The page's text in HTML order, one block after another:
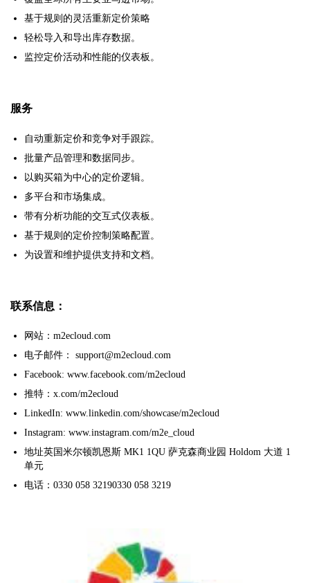
基于规则的灵活重新定价策略
轻松导入和导出库存数据。
监控定价活动和性能的仪表板。
服务
自动重新定价和竞争对手跟踪。
批量产品管理和数据同步。
以购买箱为中心的定价逻辑。
多平台和市场集成。
带有分析功能的交互式仪表板。
基于规则的定价控制策略配置。
为设置和维护提供支持和文档。
联系信息：
网站：m2ecloud.com
电子邮件： support@m2ecloud.com
Facebook: www.facebook.com/m2ecloud
推特：x.com/m2ecloud
LinkedIn: www.linkedin.com/showcase/m2ecloud
Instagram: www.instagram.com/m2e_cloud
地址英国米尔顿凯恩斯 MK1 1QU 萨克森商业园 Holdom 大道 1
单元
电话：0330 058 32190330 058 3219